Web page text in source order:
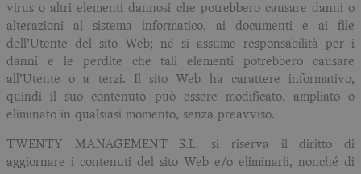
virus o altri elementi dannosi che potrebbero causare danni o
alterazioni al sistema informatico, ai documenti e ai file
dell’Utente del sito Web; né si assume responsabilità per i
danni e le perdite che tali elementi potrebbero causare
all’Utente o a terzi. Il sito Web ha carattere informativo,
quindi il suo contenuto può essere modificato, ampliato o
eliminato in qualsiasi momento, senza preavviso.
TWENTY MANAGEMENT S.L. si riserva il diritto di
aggiornare i contenuti del sito Web e/o eliminarli, nonché di